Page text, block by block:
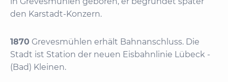
den Karstadt-Konzern.
1870 Grevesmühlen erhält Bahnanschluss. Die
Stadt ist Station der neuen Eisbahnlinie Lübeck -
(Bad) Kleinen.